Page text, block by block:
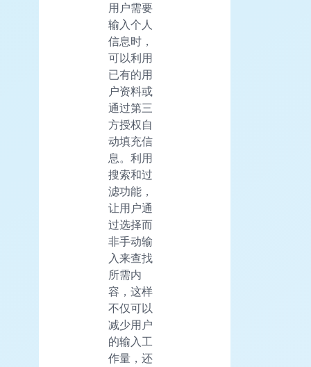
用户需要
输入个人
信息时，
可以利用
已有的用
户资料或
通过第三
方授权自
动填充信
息。利用
搜索和过
滤功能，
让用户通
过选择而
非手动输
入来查找
所需内
容，这样
不仅可以
减少用户
的输入工
作量，还